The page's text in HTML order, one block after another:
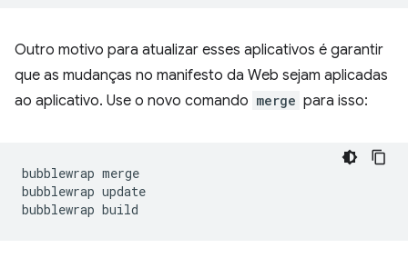
Outro motivo para atualizar esses aplicativos é garantir
que as mudanças no manifesto da Web sejam aplicadas
ao aplicativo. Use o novo comando merge para isso:
bubblewrap merge
bubblewrap update
bubblewrap